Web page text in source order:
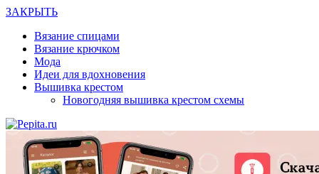
ЗАКРЫТЬ
Вязание спицами
Вязание крючком
Мода
Идеи для вдохновения
Вышивка крестом
Новогодняя вышивка крестом схемы